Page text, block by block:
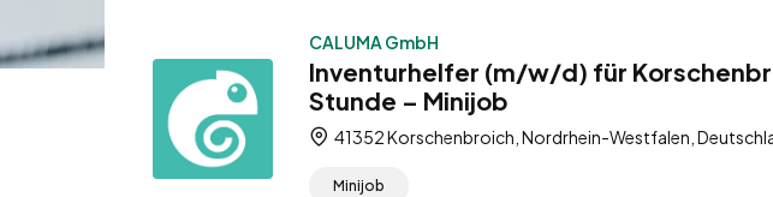
CALUMA GmbH
Inventurhelfer (m/w/d) für
Stunde – Minijob
41352 Korschenbroich, Nordrhein-Westfalen,
Minijob